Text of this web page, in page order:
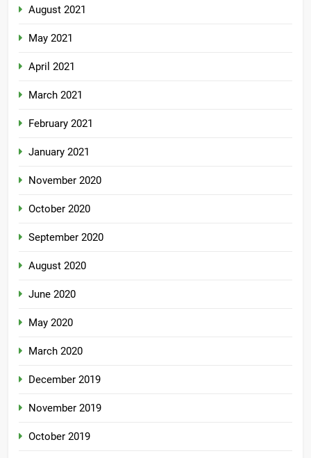
August 2021
May 2021
April 2021
March 2021
February 2021
January 2021
November 2020
October 2020
September 2020
August 2020
June 2020
May 2020
March 2020
December 2019
November 2019
October 2019